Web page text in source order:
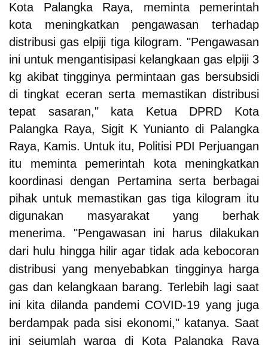
Kota Palangka Raya, meminta pemerintah
kota meningkatkan pengawasan terhadap
distribusi gas elpiji tiga kilogram. "Pengawasan
ini untuk mengantisipasi kelangkaan gas elpiji 3
kg akibat tingginya permintaan gas bersubsidi
di tingkat eceran serta memastikan distribusi
tepat sasaran," kata Ketua DPRD Kota
Palangka Raya, Sigit K Yunianto di Palangka
Raya, Kamis. Untuk itu, Politisi PDI Perjuangan
itu meminta pemerintah kota meningkatkan
koordinasi dengan Pertamina serta berbagai
pihak untuk memastikan gas tiga kilogram itu
digunakan masyarakat yang berhak
menerima. "Pengawasan ini harus dilakukan
dari hulu hingga hilir agar tidak ada kebocoran
distribusi yang menyebabkan tingginya harga
gas dan kelangkaan barang. Terlebih lagi saat
ini kita dilanda pandemi COVID-19 yang juga
berdampak pada sisi ekonomi," katanya. Saat
ini sejumlah warga di Kota Palangka Raya